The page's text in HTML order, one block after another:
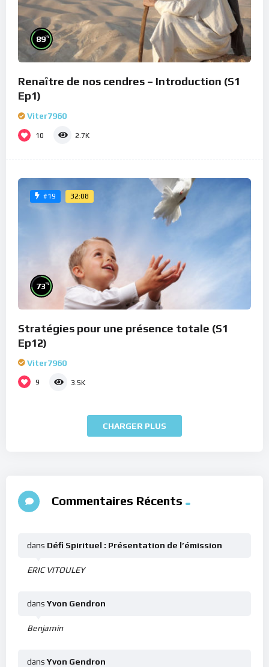
89%
Renaître de nos cendres – Introduction (S1
Ep1)
Viter7960
10 2.7K
#19 32:08
73%
Stratégies pour une présence totale (S1
Ep12)
Viter7960
9 3.5K
CHARGER PLUS
Commentaires Récents
ERIC VITOULEY
dans Défi Spirituel : Présentation de l’émission
Benjamin
dans Yvon Gendron
dans Yvon Gendron